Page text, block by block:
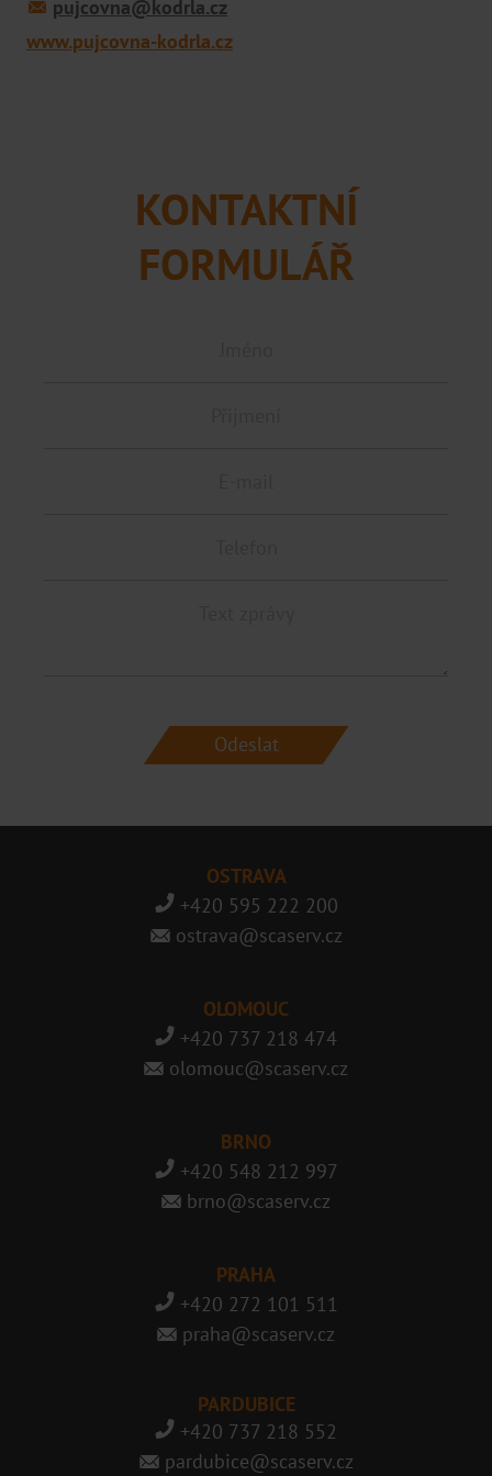
O NÁS
Podporujeme
pujcovna@kodrla.cz
www.pujcovna-kodrla.cz
KONTAKTNÍ
FORMULÁŘ
OSTRAVA
+420 595 222 200
ostrava@scaserv.cz
OLOMOUC
+420 737 218 474
olomouc@scaserv.cz
BRNO
+420 548 212 997
brno@scaserv.cz
PRAHA
+420 272 101 511
praha@scaserv.cz
PARDUBICE
+420 737 218 552
pardubice@scaserv.cz